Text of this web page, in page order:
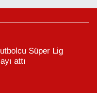
Süper Lig
attı